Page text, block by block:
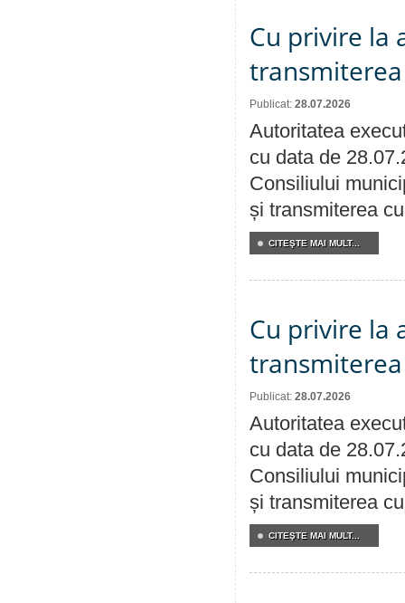
Cu privire la
Publicat: 28.07.2026
Autoritatea
cu data de
Consiliului
și transmiterea
CITEŞTE MAI MULT...
Cu privire la
Publicat: 28.07.2026
Autoritatea
cu data de
Consiliului
și transmiterea
CITEŞTE MAI MULT...